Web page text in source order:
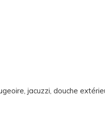
jacuzzi, douche